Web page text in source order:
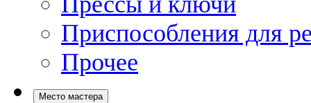
Приспособления для
Прочее
Место мастера